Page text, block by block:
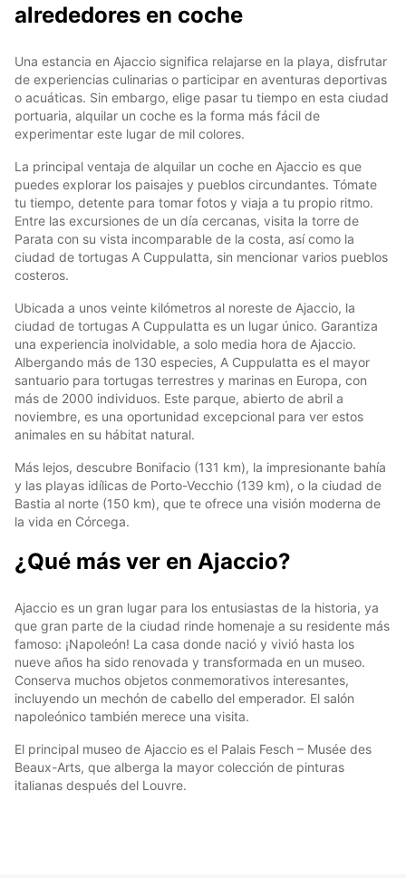
alrededores en coche
Una estancia en Ajaccio significa relajarse en la playa, disfrutar
de experiencias culinarias o participar en aventuras deportivas
o acuáticas. Sin embargo, elige pasar tu tiempo en esta ciudad
portuaria, alquilar un coche es la forma más fácil de
experimentar este lugar de mil colores.
La principal ventaja de alquilar un coche en Ajaccio es que
puedes explorar los paisajes y pueblos circundantes. Tómate
tu tiempo, detente para tomar fotos y viaja a tu propio ritmo.
Entre las excursiones de un día cercanas, visita la torre de
Parata con su vista incomparable de la costa, así como la
ciudad de tortugas A Cuppulatta, sin mencionar varios pueblos
costeros.
Ubicada a unos veinte kilómetros al noreste de Ajaccio, la
ciudad de tortugas A Cuppulatta es un lugar único. Garantiza
una experiencia inolvidable, a solo media hora de Ajaccio.
Albergando más de 130 especies, A Cuppulatta es el mayor
santuario para tortugas terrestres y marinas en Europa, con
más de 2000 individuos. Este parque, abierto de abril a
noviembre, es una oportunidad excepcional para ver estos
animales en su hábitat natural.
Más lejos, descubre Bonifacio (131 km), la impresionante bahía
y las playas idílicas de Porto-Vecchio (139 km), o la ciudad de
Bastia al norte (150 km), que te ofrece una visión moderna de
la vida en Córcega.
¿Qué más ver en Ajaccio?
Ajaccio es un gran lugar para los entusiastas de la historia, ya
que gran parte de la ciudad rinde homenaje a su residente más
famoso: ¡Napoleón! La casa donde nació y vivió hasta los
nueve años ha sido renovada y transformada en un museo.
Conserva muchos objetos conmemorativos interesantes,
incluyendo un mechón de cabello del emperador. El salón
napoleónico también merece una visita.
El principal museo de Ajaccio es el Palais Fesch – Musée des
Beaux-Arts, que alberga la mayor colección de pinturas
italianas después del Louvre.